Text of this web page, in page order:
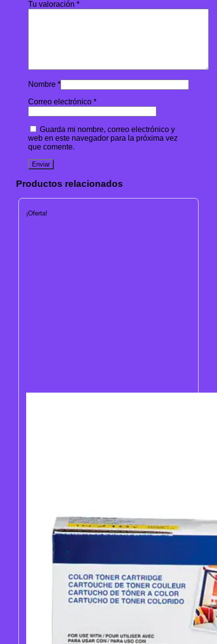
Tu valoración *
Nombre *
Correo electrónico *
Guarda mi nombre, correo electrónico y
web en este navegador para la próxima vez
que comente.
Productos relacionados
¡Oferta!